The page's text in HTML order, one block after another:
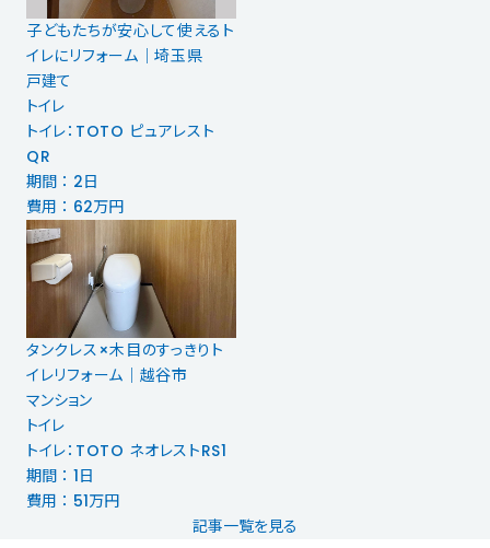
子どもたちが安心して使えるト
イレにリフォーム｜埼玉県
戸建て
トイレ
トイレ：TOTO ピュアレスト
QR
期間 ： 2日
費用 ： 62万円
タンクレス×木目のすっきりト
イレリフォーム｜越谷市
マンション
トイレ
トイレ：TOTO ネオレストRS1
期間 ： 1日
費用 ： 51万円
記事一覧を見る